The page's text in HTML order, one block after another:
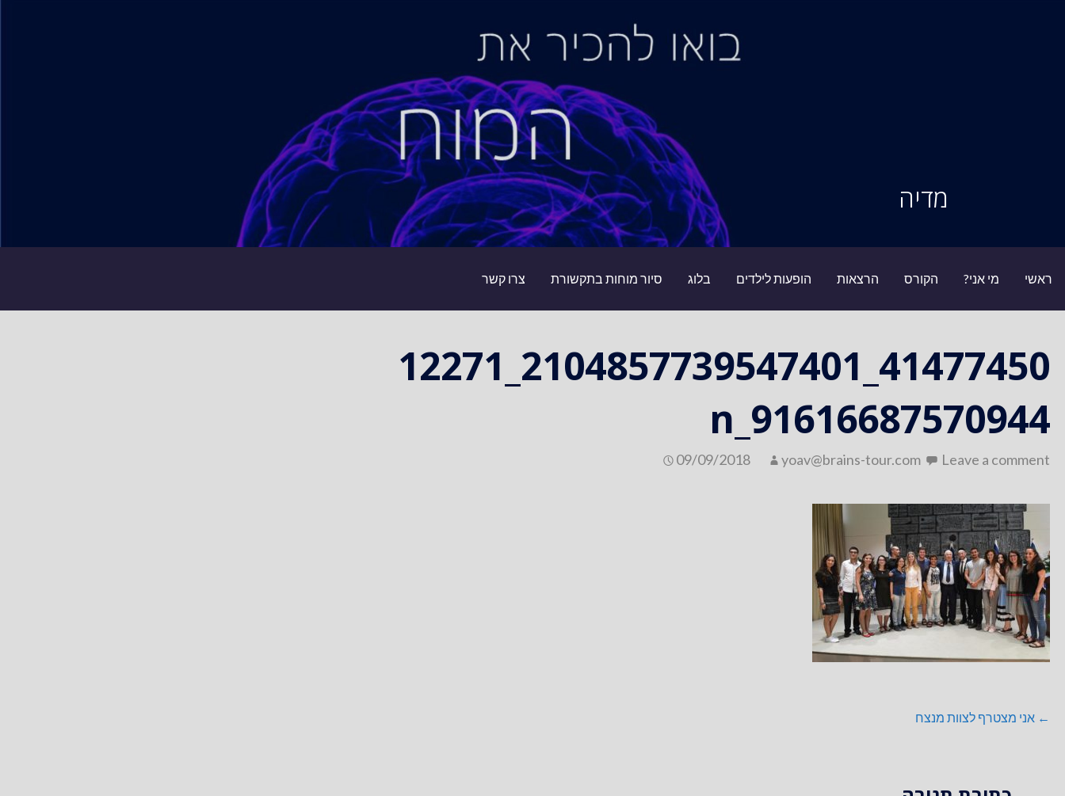
מדיה
ראשי מי אני? הקורס הרצאות הופעות לילדים בלוג סיור מוחות בתקשורת צרו קשר
41477450_2104857739547401_12271
91616687570944_n
09/09/2018 yoav@brains-tour.com Leave a comment
ניווט
← אני מצטרף לצוות מנצח